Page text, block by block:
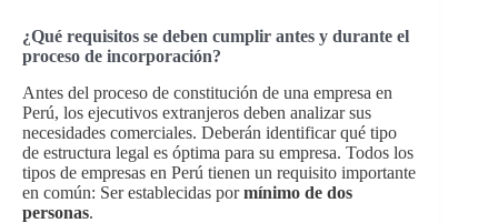
¿Qué requisitos se deben cumplir antes y durante el
proceso de incorporación?
Antes del proceso de constitución de una empresa en
Perú, los ejecutivos extranjeros deben analizar sus
necesidades comerciales. Deberán identificar qué tipo
de estructura legal es óptima para su empresa. Todos los
tipos de empresas en Perú tienen un requisito importante
en común: Ser establecidas pormínimo de dos
personas.